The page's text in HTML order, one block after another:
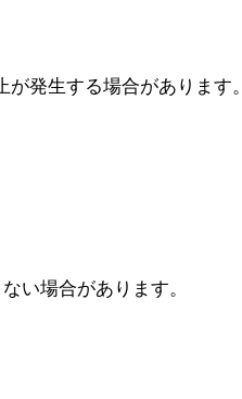
する場合があります。
い場合があります。